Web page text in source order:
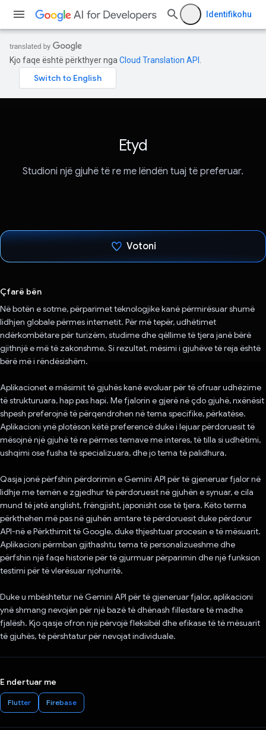
Identifikohu
Kjo faqe është përkthyer nga Cloud Translation API
Etyd
Studioni një gjuhë të re me lëndën tuaj të preferuar.
Votoni
Çfarë bën
Në botën e sotme, përparimet teknologjike kanë përmirësuar shumë
lidhjen globale përmes internetit. Për më tepër, udhëtimet
ndërkombëtare për turizëm, studime dhe qëllime të tjera janë bërë
gjithnjë e më të zakonshme. Si rezultat, mësimi i gjuhëve të reja është
bërë më i rëndësishëm.
Aplikacionet e mësimit të gjuhës kanë evoluar për të ofruar udhëzime
të strukturuara, hap pas hapi. Me fjalorin e gjerë në çdo gjuhë, nxënësit
shpesh preferojnë të përqendrohen në tema specifike, përkatëse.
Aplikacioni ynë plotëson këtë preferencë duke i lejuar përdoruesit të
mësojnë një gjuhë të re përmes temave me interes, të tilla si udhëtimi,
ushqimi ose fusha të specializuara, dhe jo tema të palidhura.
Qasja jonë përfshin përdorimin e Gemini API për të gjeneruar fjalor në
lidhje me temën e zgjedhur të përdoruesit në gjuhën e synuar, e cila
mund të jetë anglisht, frëngjisht, japonisht ose të tjera. Këto terma
përkthehen më pas në gjuhën amtare të përdoruesit duke përdorur
API-në e Përkthimit të Google, duke thjeshtuar procesin e të mësuarit.
Aplikacioni përmban gjithashtu tema të personalizueshme dhe
përfshin një faqe historie për të gjurmuar përparimin dhe një funksion
testimi për të vlerësuar njohuritë.
Duke u mbështetur në Gemini API për të gjeneruar fjalor, aplikacioni
ynë shmang nevojën për një bazë të dhënash fillestare të madhe
fjalësh. Kjo qasje ofron një përvojë fleksibël dhe efikase të të mësuarit
të gjuhës, të përshtatur për nevojat individuale.
E ndertuar me
Flutter Firebase